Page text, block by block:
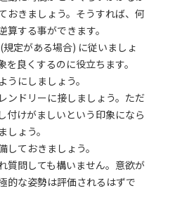
おきましょう。そうすれば、何
算する事ができます。
定がある場合) に従いましょ
を良くするのに役立ちます。
うにしましょう。
ンドリーに接しましょう。ただ
付けがましいという印象になら
しょう。
しておきましょう。
質問しても構いません。意欲が
的な姿勢は評価されるはずで